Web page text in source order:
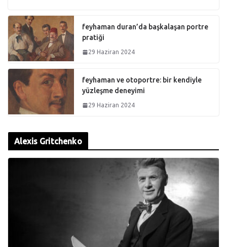
feyhaman duran’da başkalaşan portre
pratiği
29 Haziran 2024
feyhaman ve otoportre: bir kendiyle
yüzleşme deneyimi
29 Haziran 2024
Alexis Gritchenko